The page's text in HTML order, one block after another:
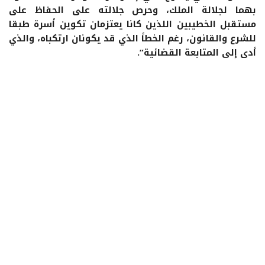
بهما لجلالة الملك، وحرص جلالته على الحفاظ على
مستقبل الخطيبين اللذين كانا يعتزمان تكوين أسرة طبقا
للشرع والقانون، رغم الخطأ الذي قد يكونان ارتكباه، والذي
أدى إلى المتابعة القضائية”.